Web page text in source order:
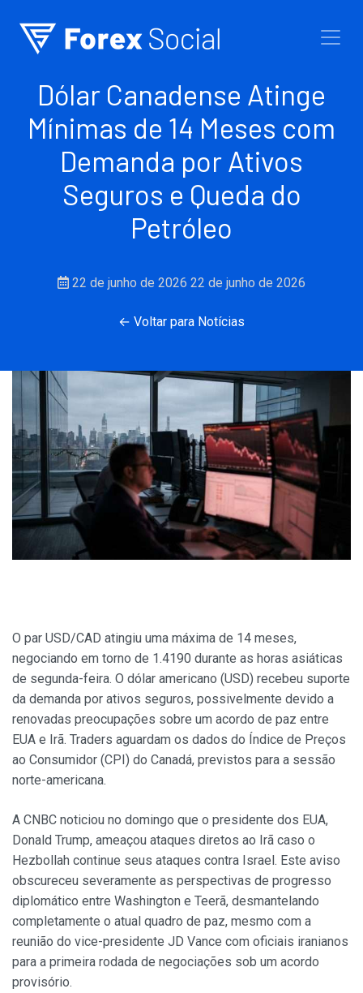
Dólar Canadense Atinge
Mínimas de 14 Meses com
Demanda por Ativos
Seguros e Queda do
Petróleo
22 de junho de 2026 22 de junho de 2026
← Voltar para Notícias
O par USD/CAD atingiu uma máxima de 14 meses,
negociando em torno de 1.4190 durante as horas asiáticas
de segunda-feira. O dólar americano (USD) recebeu suporte
da demanda por ativos seguros, possivelmente devido a
renovadas preocupações sobre um acordo de paz entre
EUA e Irã. Traders aguardam os dados do Índice de Preços
ao Consumidor (CPI) do Canadá, previstos para a sessão
norte-americana.
A CNBC noticiou no domingo que o presidente dos EUA,
Donald Trump, ameaçou ataques diretos ao Irã caso o
Hezbollah continue seus ataques contra Israel. Este aviso
obscureceu severamente as perspectivas de progresso
diplomático entre Washington e Teerã, desmantelando
completamente o atual quadro de paz, mesmo com a
reunião do vice-presidente JD Vance com oficiais iranianos
para a primeira rodada de negociações sob um acordo
provisório.